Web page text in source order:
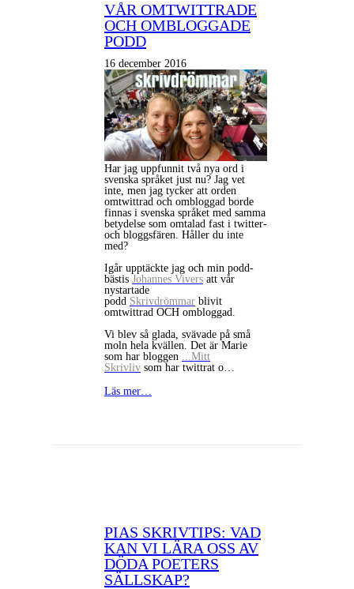
VÅR OMTWITTRADE
OCH OMBLOGGADE
PODD
16 december 2016
Har jag uppfunnit två nya ord i
svenska språket just nu? Jag vet
inte, men jag tycker att orden
omtwittrad och ombloggad borde
finnas i svenska språket med samma
betydelse som omtalad fast i twitter-
och bloggsfären. Håller du inte
med?
Igår upptäckte jag och min podd-
bästis Johannes Vivers att vår
nystartade
podd Skrivdrömmar blivit
omtwittrad OCH ombloggad.
Vi blev så glada, svävade på små
moln hela kvällen. Det är Marie
som har bloggen
...Mitt
Skrivliv som har twittrat o…
Läs mer…
PIAS SKRIVTIPS: VAD
KAN VI LÄRA OSS AV
DÖDA POETERS
SÄLLSKAP?